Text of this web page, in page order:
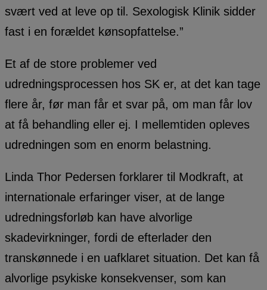
svært ved at leve op til. Sexologisk Klinik sidder
fast i en forældet kønsopfattelse.”
Et af de store problemer ved
udredningsprocessen hos SK er, at det kan tage
flere år, før man får et svar på, om man får lov
at få behandling eller ej. I mellemtiden opleves
udredningen som en enorm belastning.
Linda Thor Pedersen forklarer til Modkraft, at
internationale erfaringer viser, at de lange
udredningsforløb kan have alvorlige
skadevirkninger, fordi de efterlader den
transkønnede i en uafklaret situation. Det kan få
alvorlige psykiske konsekvenser, som kan